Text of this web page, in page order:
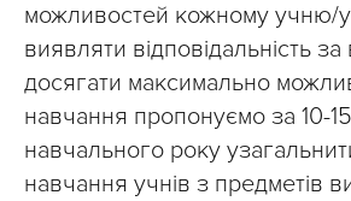
можливостей кожному учню/
виявляти відповідальність за
досягати максимально
навчання пропонуємо за 10-
навчального року
навчання учнів з предметів